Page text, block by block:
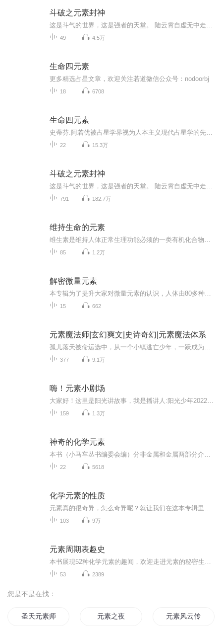
斗破之元素封神
49 4.5万
生命四元素
更多精选占星文章，欢迎关注若道微信公众号：nodoorbj
18 6708
生命四元素
22 15.3万
斗破之元素封神
791 182.7万
维持生命的元素
85 1.2万
解密微量元素
15 662
元素魔法师|玄幻爽文|史诗奇幻|元素魔法体系
377 9.1万
嗨！元素小剧场
159 1.3万
神奇的化学元素
22 5618
化学元素的性质
103 9万
元素周期表趣史
53 2389
您是不是在找：
圣天元素师 元素之夜 元素风云传